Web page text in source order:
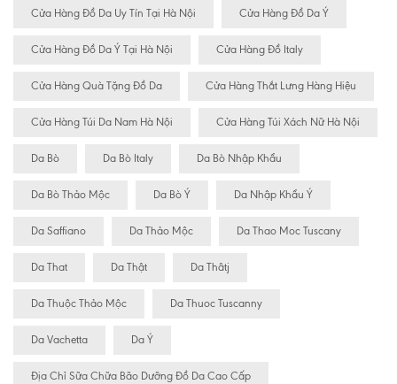
Cửa Hàng Đồ Da Uy Tín Tại Hà Nội Cửa Hàng Đồ Da Ý
Cửa Hàng Đồ Da Ý Tại Hà Nội Cửa Hàng Đồ Italy
Cửa Hàng Quà Tặng Đồ Da Cửa Hàng Thắt Lưng Hàng Hiệu
Cửa Hàng Túi Da Nam Hà Nội Cửa Hàng Túi Xách Nữ Hà Nội
Da Bò Da Bò Italy Da Bò Nhập Khẩu
Da Bò Thảo Mộc Da Bò Ý Da Nhập Khẩu Ý
Da Saffiano Da Thảo Mộc Da Thao Moc Tuscany
Da That Da Thật Da Thâtj
Da Thuộc Thảo Mộc Da Thuoc Tuscanny
Da Vachetta Da Ý
Địa Chỉ Sữa Chữa Bão Dưỡng Đồ Da Cao Cấp